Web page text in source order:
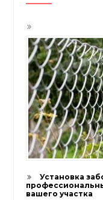
Установка
вашего участка